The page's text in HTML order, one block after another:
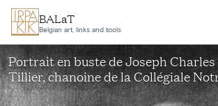
Aller au contenu principal
BALaT
Belgian art, links and tools
Portrait en buste de Joseph Charles
Tillier, chanoine de la Collégiale